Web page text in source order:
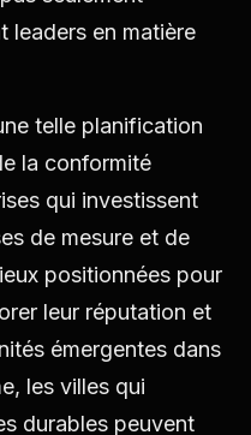
leaders en matière
telle planification
la conformité
qui investissent
de mesure et de
positionnées pour
leur réputation et
émergentes dans
les villes qui
durables peuvent